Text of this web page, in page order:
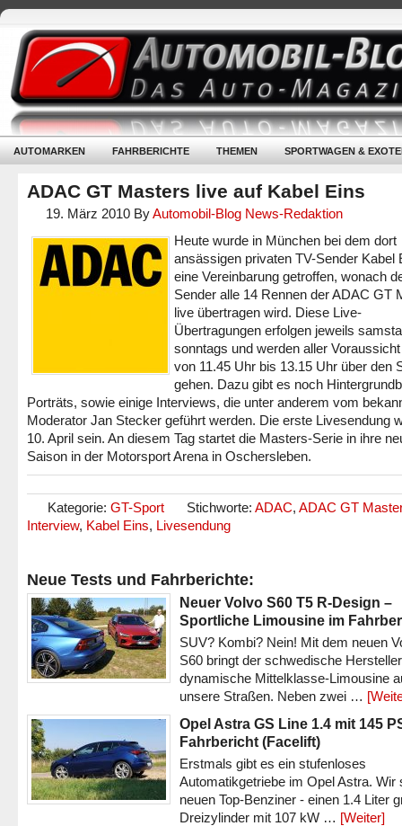
AUTOMARKEN FAHRBERICHTE THEMEN SPORTWAGEN &
ADAC GT Masters live auf Kabel Eins
19. März 2010 ByAutomobil-Blog News-Redaktion
Heute wurde in München bei dem dort
ansässigen privaten TV-Sender Kabel
eine Vereinbarung getroffen, wonach
Sender alle 14 Rennen der ADAC GT
live übertragen wird. Diese Live-
Übertragungen erfolgen jeweils
sonntags und werden aller
von 11.45 Uhr bis 13.15 Uhr über den
gehen. Dazu gibt es noch
Porträts, sowie einige Interviews, die unter anderem vom
Moderator Jan Stecker geführt werden. Die erste Livesendung
10. April sein. An diesem Tag startet die Masters-Serie in ihre
Saison in der Motorsport Arena in Oschersleben.
Kategorie: GT-Sport Stichworte: ADAC, ADAC GT
Interview, Kabel Eins, Livesendung
Neue Tests und Fahrberichte:
Neuer Volvo S60 T5 R-Design –
Sportliche Limousine im
SUV? Kombi? Nein! Mit dem neuen
S60 bringt der schwedische
dynamische Mittelklasse-Limousine
unsere Straßen. Neben zwei …
Opel Astra GS Line 1.4 mit 145
Fahrbericht (Facelift)
Erstmals gibt es ein stufenloses
Automatikgetriebe im Opel Astra. Wir
neuen Top-Benziner - einen 1.4 Liter
Dreizylinder mit 107 kW … [Weiter]